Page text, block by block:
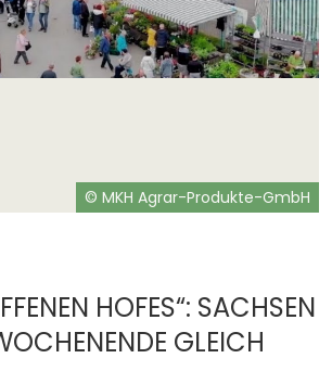
© MKH Agrar-Produkte-GmbH
HOFES“: SACHSEN
GLEICH